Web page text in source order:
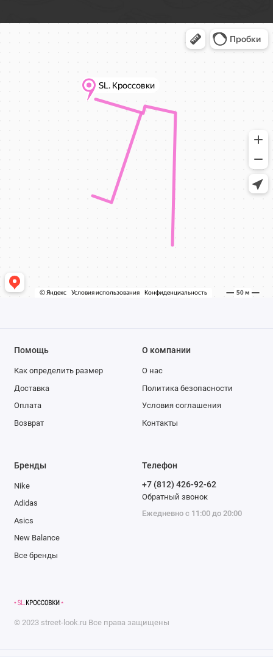
Помощь
Как определить размер
Доставка
Оплата
Возврат
О компании
О нас
Политика безопасности
Условия соглашения
Контакты
Бренды
Nike
Adidas
Asics
New Balance
Все бренды
Телефон
+7 (812) 426-92-62
Обратный звонок
Ежедневно с 11:00 до 20:00
© 2023 street-look.ru Все права защищены